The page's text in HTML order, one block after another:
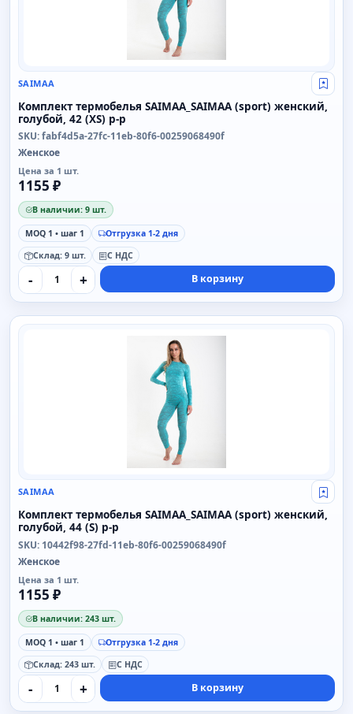
SAIMAA Свой
Комплект термобелья SAIMAA_SAIMAA (sport) женский,
голубой, 42 (XS) р-р
SKU: fabf4d5a-27fc-11eb-80f6-00259068490f
Женское
Цена за 1 шт.
1155 ₽
В наличии: 9 шт.
MOQ 1 • шаг 1
Отгрузка 1-2 дня
Склад: 9 шт.
С НДС
- + В корзину
SAIMAA
SAIMAA Свой
Комплект термобелья SAIMAA_SAIMAA (sport) женский,
голубой, 44 (S) р-р
SKU: 10442f98-27fd-11eb-80f6-00259068490f
Женское
Цена за 1 шт.
1155 ₽
В наличии: 243 шт.
MOQ 1 • шаг 1
Отгрузка 1-2 дня
Склад: 243 шт.
С НДС
- + В корзину